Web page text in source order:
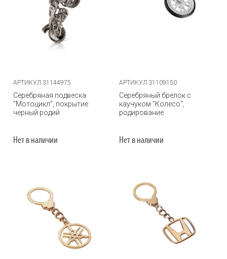
АРТИКУЛ 31144975
Серебряная подвеска
"Мотоцикл", покрытие
черный родий
Нет в наличии
АРТИКУЛ 31109150
Серебряный брелок с
каучуком "Колесо",
родирование
Нет в наличии